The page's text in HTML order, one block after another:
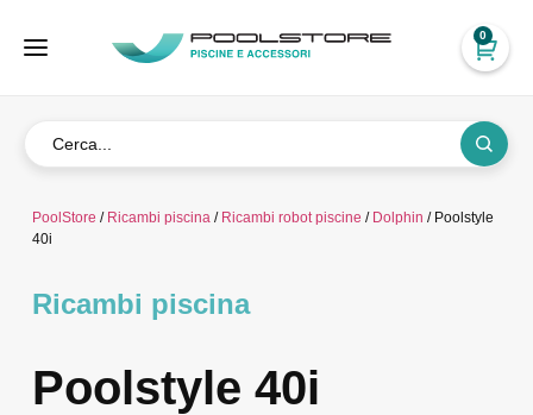
0
PoolStore / Ricambi piscina/ Ricambi robot piscine / Dolphin / Poolstyle
40i
Ricambi piscina
Poolstyle 40i